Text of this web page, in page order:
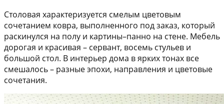
Столовая характеризуется смелым цветовым
сочетанием ковра, выполненного под заказ, который
раскинулся на полу и картины–панно на стене. Мебель
дорогая и красивая – сервант, восемь стульев и
большой стол. В интерьер дома в ярких тонах все
смешалось – разные эпохи, направления и цветовые
сочетания.